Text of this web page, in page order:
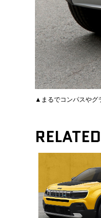
▲まるでコンパスやグ
RELATED